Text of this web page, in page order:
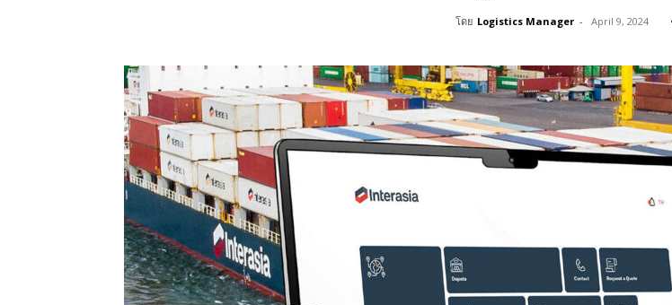
โดย Logistics Manager - April 9, 2024